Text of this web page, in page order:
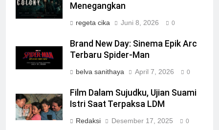
Menegangkan
regeta cika Juni 8, 2026 0
Brand New Day: Sinema Epik Arc
Terbaru Spider-Man
belva sanithaya April 7, 2026 0
Film Dalam Sujudku, Ujian Suami
Istri Saat Terpaksa LDM
Redaksi Desember 17, 2025 0